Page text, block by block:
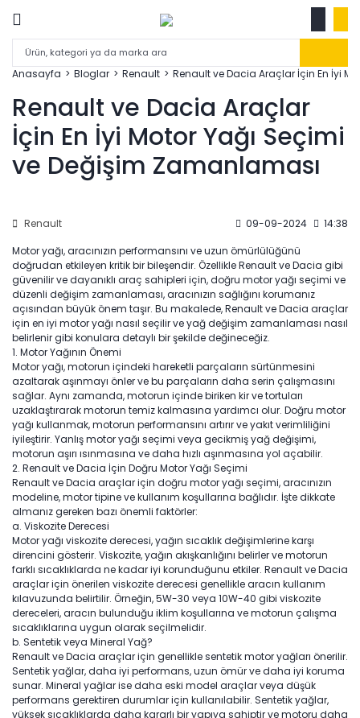
Anasayfa Bloglar Renault Renault ve Dacia Araçlar İçin En İyi
Renault ve Dacia Araçlar
İçin En İyi Motor Yağı Seçimi
ve Değişim Zamanlaması
Renault 09-09-2024
14:38
Motor yağı, aracınızın performansını ve uzun ömürlülüğünü
doğrudan etkileyen kritik bir bileşendir. Özellikle Renault ve Dacia gibi
güvenilir ve dayanıklı araç sahipleri için, doğru motor yağı seçimi ve
düzenli değişim zamanlaması, aracınızın sağlığını korumanız
açısından büyük önem taşır. Bu makalede, Renault ve Dacia araçlar
için en iyi motor yağı nasıl seçilir ve yağ değişim zamanlaması nasıl
belirlenir gibi konulara detaylı bir şekilde değineceğiz.
1.⁠ ⁠Motor Yağının Önemi
Motor yağı, motorun içindeki hareketli parçaların sürtünmesini
azaltarak aşınmayı önler ve bu parçaların daha serin çalışmasını
sağlar. Aynı zamanda, motorun içinde biriken kir ve tortuları
uzaklaştırarak motorun temiz kalmasına yardımcı olur. Doğru motor
yağı kullanmak, motorun performansını artırır ve yakıt verimliliğini
iyileştirir. Yanlış motor yağı seçimi veya gecikmiş yağ değişimi,
motorun aşırı ısınmasına ve daha hızlı aşınmasına yol açabilir.
2.⁠ ⁠Renault ve Dacia İçin Doğru Motor Yağı Seçimi
Renault ve Dacia araçlar için doğru motor yağı seçimi, aracınızın
modeline, motor tipine ve kullanım koşullarına bağlıdır. İşte dikkate
almanız gereken bazı önemli faktörler:
a. Viskozite Derecesi
Motor yağı viskozite derecesi, yağın sıcaklık değişimlerine karşı
direncini gösterir. Viskozite, yağın akışkanlığını belirler ve motorun
farklı sıcaklıklarda ne kadar iyi korunduğunu etkiler. Renault ve Dacia
araçlar için önerilen viskozite derecesi genellikle aracın kullanım
kılavuzunda belirtilir. Örneğin, 5W-30 veya 10W-40 gibi viskozite
dereceleri, aracın bulunduğu iklim koşullarına ve motorun çalışma
sıcaklıklarına uygun olarak seçilmelidir.
b. Sentetik veya Mineral Yağ?
Renault ve Dacia araçlar için genellikle sentetik motor yağları önerilir.
Sentetik yağlar, daha iyi performans, uzun ömür ve daha iyi koruma
sunar. Mineral yağlar ise daha eski model araçlar veya düşük
performans gerektiren durumlar için kullanılabilir. Sentetik yağlar,
yüksek sıcaklıklarda daha kararlı bir yapıya sahiptir ve motoru daha